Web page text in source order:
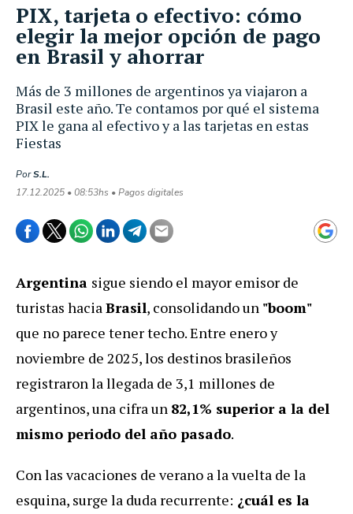
Más de 3 millones de argentinos ya viajaron a
Brasil este año. Te contamos por qué el sistema
PIX le gana al efectivo y a las tarjetas en estas
Fiestas
PorS.L.
17.12.2025 • 08:53hs • Pagos digitales
PIX, tarjeta o efectivo: cómo
elegir la mejor opción de pago
en Brasil y ahorrar
Argentina sigue siendo el mayor emisor de
turistas haciaBrasil, consolidando un "boom"
que no parece tener techo. Entre enero y
noviembre de 2025, los destinos brasileños
registraron la llegada de 3,1 millones de
argentinos, una cifra un 82,1% superior a la del
mismo periodo del año pasado.
Con las vacaciones de verano a la vuelta de la
esquina, surge la duda recurrente: ¿cuál es la